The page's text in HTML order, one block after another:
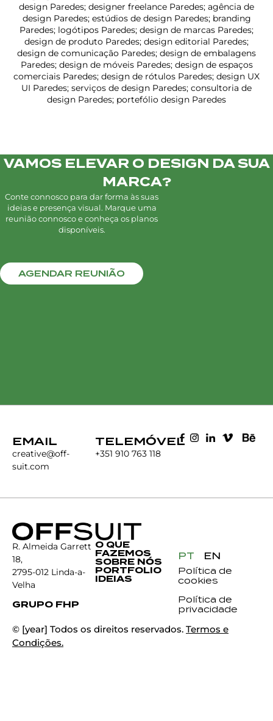
design Paredes; designer freelance Paredes; agência de
design Paredes; estúdios de design Paredes; branding
Paredes; logótipos Paredes; design de marcas Paredes;
design de produto Paredes; design editorial Paredes;
design de comunicação Paredes; design de embalagens
Paredes; design de móveis Paredes; design de espaços
comerciais Paredes; design de rótulos Paredes; design UX
UI Paredes; serviços de design Paredes; consultoria de
design Paredes; portefólio design Paredes
VAMOS ELEVAR O DESIGN DA SUA
MARCA?
Conte connosco para dar forma às suas
ideias e presença visual. Marque uma
reunião connosco e conheça os planos
disponíveis.
AGENDAR REUNIÃO
EMAIL
creative@off-
suit.com
TELEMÓVEL
+351 910 763 118
R. Almeida Garrett
18,
2795-012 Linda-a-
Velha
GRUPO FHP
O QUE
FAZEMOS
SOBRE NÓS
PORTFOLIO
IDEIAS
PT EN
Política de
cookies
Política de
privacidade
© [year] Todos os direitos reservados. Termos e
Condições.